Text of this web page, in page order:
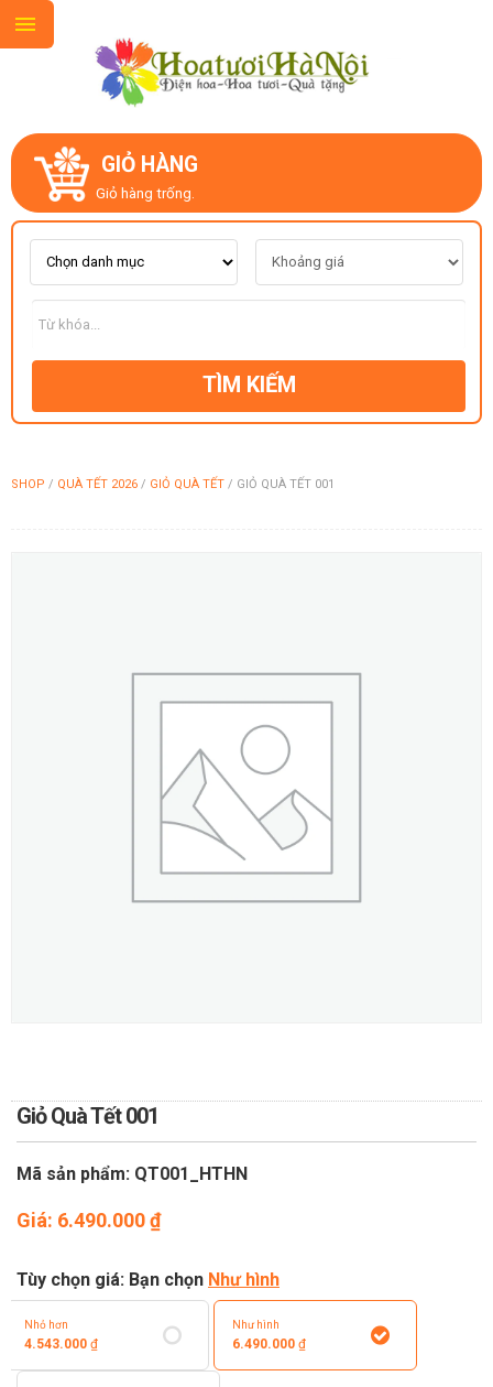
GIỎ HÀNG
Giỏ hàng trống.
TÌM KIẾM
SHOP / QUÀ TẾT 2026 / GIỎ QUÀ TẾT / GIỎ QUÀ TẾT 001
Giỏ Quà Tết 001
Mã sản phẩm: QT001_HTHN
Giá: 6.490.000₫
Tùy chọn giá: Bạn chọn Như hình
Nhỏ hơn
4.543.000 ₫
Như hình
6.490.000₫
GIỚI THIỆU
LIÊN HỆ
MẪU HOA MỚI
CHỦ ĐỀ
DỊCH VỤ GỬI ĐIỆN HOA VỀ